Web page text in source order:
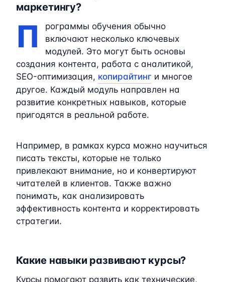
маркетингу?
П
рограммы обучения обычно
включают несколько ключевых
модулей. Это могут быть основы
создания контента, работа с аналитикой,
SEO-оптимизация, копирайтинг и многое
другое. Каждый модуль направлен на
развитие конкретных навыков, которые
пригодятся в реальной работе.
Например, в рамках курса можно научиться
писать тексты, которые не только
привлекают внимание, но и конвертируют
читателей в клиентов. Также важно
понимать, как анализировать
эффективность контента и корректировать
стратегии.
Какие навыки развивают курсы?
Курсы помогают развить как технические,